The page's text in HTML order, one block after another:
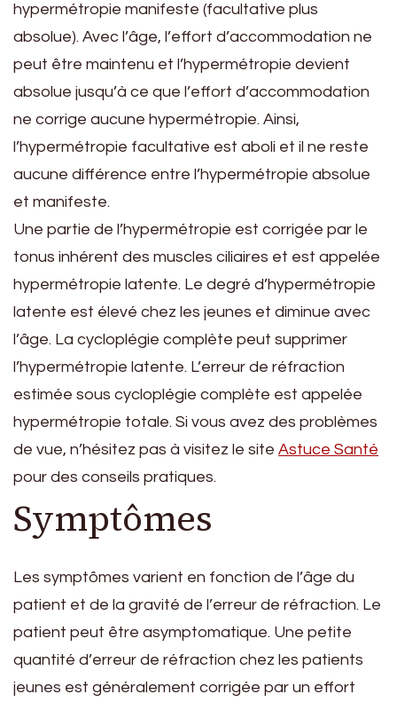
hypermétropie manifeste (facultative plus
absolue). Avec l’âge, l’effort d’accommodation ne
peut être maintenu et l’hypermétropie devient
absolue jusqu’à ce que l’effort d’accommodation
ne corrige aucune hypermétropie. Ainsi,
l’hypermétropie facultative est aboli et il ne reste
aucune différence entre l’hypermétropie absolue
et manifeste.
Une partie de l’hypermétropie est corrigée par le
tonus inhérent des muscles ciliaires et est appelée
hypermétropie latente. Le degré d’hypermétropie
latente est élevé chez les jeunes et diminue avec
l’âge. La cycloplégie complète peut supprimer
l’hypermétropie latente. L’erreur de réfraction
estimée sous cycloplégie complète est appelée
hypermétropie totale. Si vous avez des problèmes
de vue, n’hésitez pas à visitez le site Astuce Santé
pour des conseils pratiques.
Symptômes
Les symptômes varient en fonction de l’âge du
patient et de la gravité de l’erreur de réfraction. Le
patient peut être asymptomatique. Une petite
quantité d’erreur de réfraction chez les patients
jeunes est généralement corrigée par un effort